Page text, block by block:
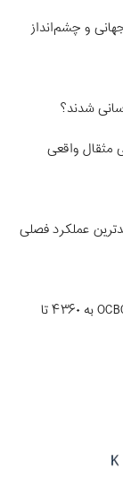
و چشم‌انداز
شدند؟
مثقال واقعی
عملکرد فصلی
رویای ۵۱۰۰ دلاری طلا تعبیر نشد | کاهش پیش‌بینی OCBC به ۴۳۶۰ تا